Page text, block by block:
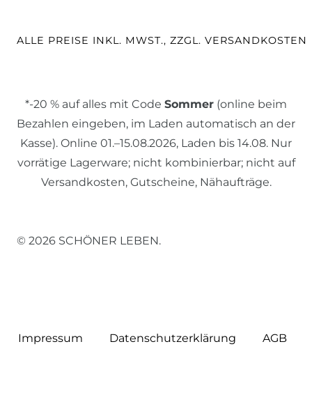
ALLE PREISE INKL. MWST., ZZGL. VERSANDKOSTEN
*-20 % auf alles mit Code Sommer (online beim
Bezahlen eingeben, im Laden automatisch an der
Kasse). Online 01.–15.08.2026, Laden bis 14.08. Nur
vorrätige Lagerware; nicht kombinierbar; nicht auf
Versandkosten, Gutscheine, Nähaufträge.
© 2026 SCHÖNER LEBEN.
Impressum Daten­schutz­erklärung AGB